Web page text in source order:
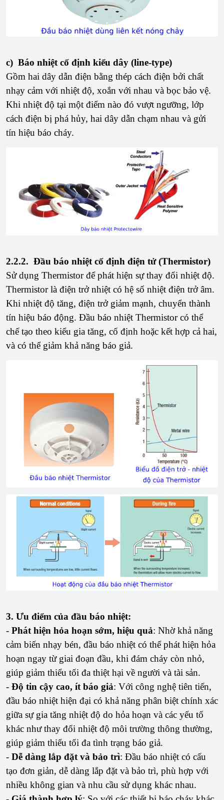
c) Báo nhiệt cố định kiểu dây (line-type)
Gồm hai dây dẫn điện bằng thép cách điện bởi chất
nhạy cảm với nhiệt độ, xoắn với nhau và bọc bảo vệ.
Khi nhiệt độ tại một điểm nào đó vượt ngưỡng, lớp
cách điện bị phá hủy, hai dây dẫn chạm nhau và gửi
tín hiệu báo cháy.
2.2.2. Đầu báo nhiệt cố định điện tử (Thermistor)
Sử dụng Thermistor để phát hiện sự thay đổi nhiệt độ.
Thermistor là điện trở nhiệt có hệ số nhiệt điện trở âm.
Khi nhiệt độ tăng, điện trở giảm mạnh, chuyển thành
tín hiệu báo động. Đầu báo nhiệt Thermistor có thể
chế tạo theo kiểu gia tăng, cố định hoặc kết hợp cả hai,
và có thể giảm khả năng báo giả.
3. Ưu điểm của đầu báo nhiệt:
- Phát hiện hỏa hoạn sớm, hiệu quả: Nhờ khả năng
cảm biến nhạy bén, đầu báo nhiệt có thể phát hiện hỏa
hoạn ngay từ giai đoạn đầu, khi đám cháy còn nhỏ,
giúp giảm thiểu tối đa thiệt hại về người và tài sản.
- Độ tin cậy cao, ít báo giả: Với công nghệ tiên tiến,
đầu báo nhiệt hiện đại có khả năng phân biệt chính xác
giữa sự gia tăng nhiệt độ do hỏa hoạn và các yếu tố
khác như thay đổi nhiệt độ môi trường thông thường,
giúp giảm thiểu tối đa tình trạng báo giả.
- Dễ dàng lắp đặt và bảo trì: Đầu báo nhiệt có cấu
tạo đơn giản, dễ dàng lắp đặt và bảo trì, phù hợp với
nhiều không gian và nhu cầu sử dụng khác nhau.